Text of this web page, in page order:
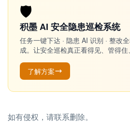
🛡️
积墨 AI 安全隐患巡检系统
任务一键下达 · 隐患 AI 识别 · 整改
成。让安全巡检真正看得见、管得住
了解方案
如有侵权，请联系删除。